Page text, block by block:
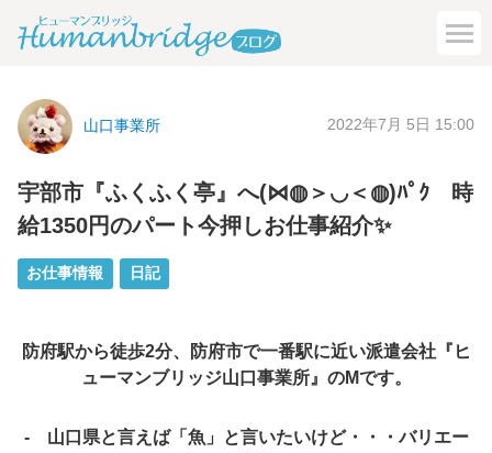
山口事業所 2022年7月 5日 15:00
宇部市『ふくふく亭』へ(⋈◍＞◡＜◍)ﾊﾟｸ 時
給1350円のパート今押しお仕事紹介✨
お仕事情報 日記
防府駅から徒歩2分、防府市で一番駅に近い派遣会社『ヒ
ューマンブリッジ山口事業所』のMです。
- 山口県と言えば「魚」と言いたいけど・・・バリエー